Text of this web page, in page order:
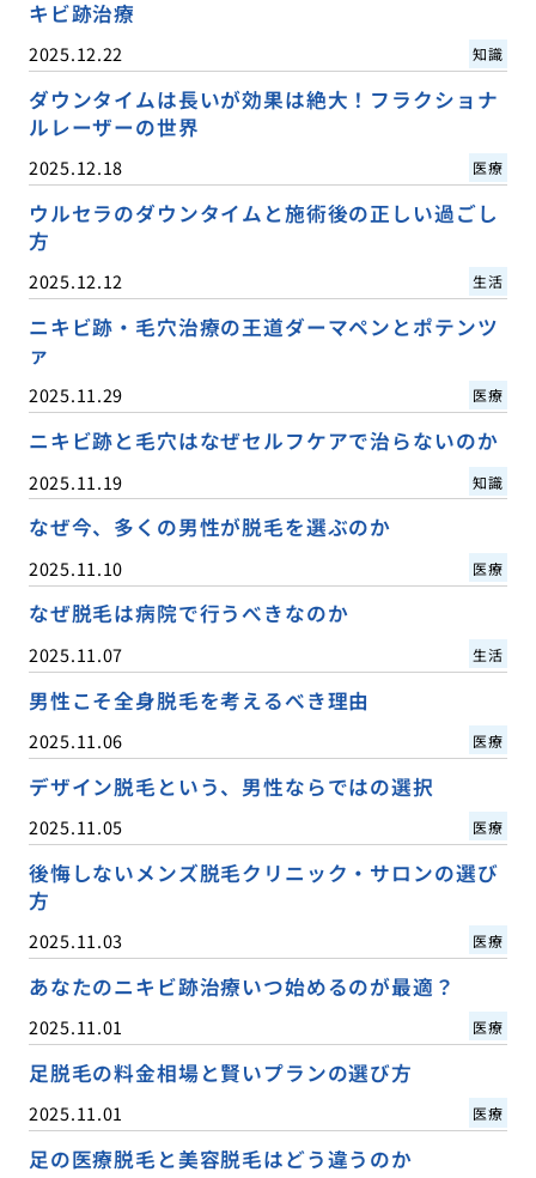
キビ跡治療
2025.12.22 知識
ダウンタイムは長いが効果は絶大！フラクショナ
ルレーザーの世界
2025.12.18 医療
ウルセラのダウンタイムと施術後の正しい過ごし
方
2025.12.12 生活
ニキビ跡・毛穴治療の王道ダーマペンとポテンツ
ァ
2025.11.29 医療
ニキビ跡と毛穴はなぜセルフケアで治らないのか
2025.11.19 知識
なぜ今、多くの男性が脱毛を選ぶのか
2025.11.10 医療
なぜ脱毛は病院で行うべきなのか
2025.11.07 生活
男性こそ全身脱毛を考えるべき理由
2025.11.06 医療
デザイン脱毛という、男性ならではの選択
2025.11.05 医療
後悔しないメンズ脱毛クリニック・サロンの選び
方
2025.11.03 医療
あなたのニキビ跡治療いつ始めるのが最適？
2025.11.01 医療
足脱毛の料金相場と賢いプランの選び方
2025.11.01 医療
足の医療脱毛と美容脱毛はどう違うのか